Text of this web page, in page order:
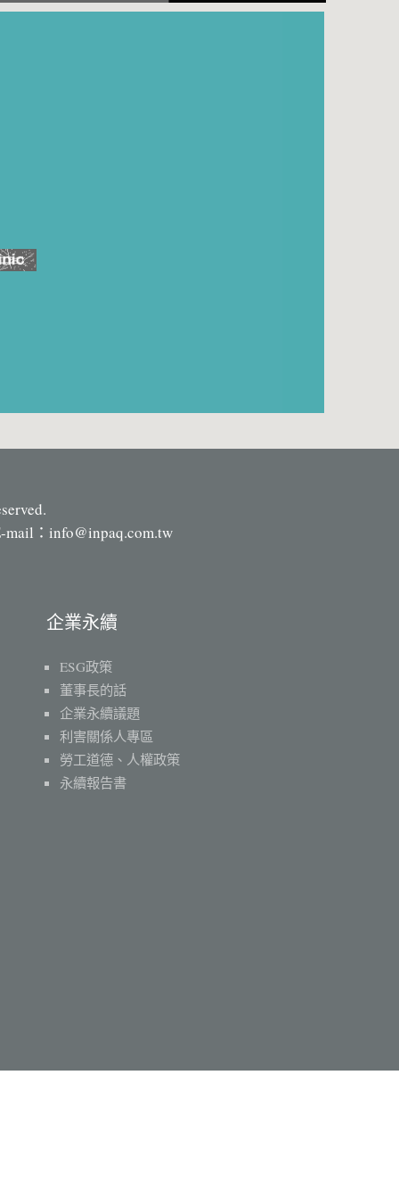
： info@inpaq.com.tw
企業永續
ESG政策
董事長的話
企業永續議題
利害關係人專區
勞工道德、人權政策
永續報告書